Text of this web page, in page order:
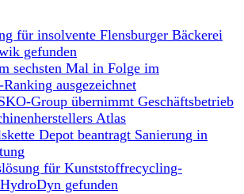
für insolvente Flensburger Bäckerei
gefunden
sechsten Mal in Folge im
ausgezeichnet
Group übernimmt Geschäftsbetrieb
Atlas
Depot beantragt Sanierung in
für Kunststoffrecycling-
gefunden